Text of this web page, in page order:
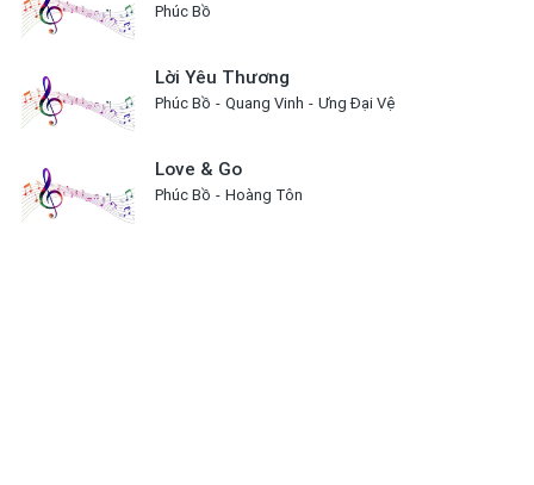
Phúc Bồ
Lời Yêu Thương
Phúc Bồ Quang Vinh Ưng Đại Vệ
Love & Go
Phúc Bồ Hoàng Tôn